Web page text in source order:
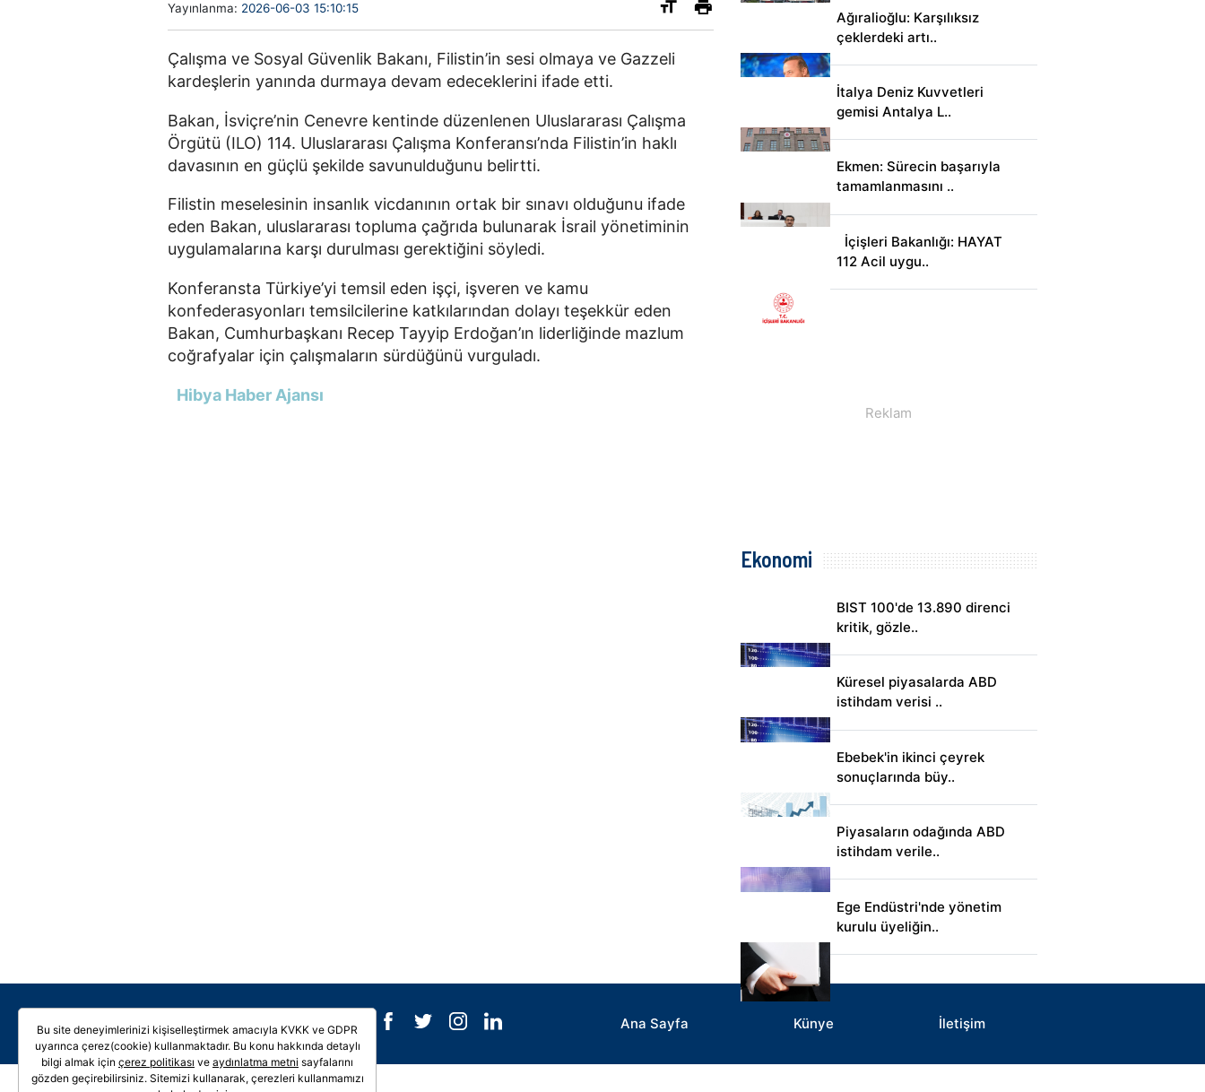
Yayınlanma: 2026-06-03 15:10:15
Çalışma ve Sosyal Güvenlik Bakanı, Filistin’in sesi olmaya ve Gazzeli
kardeşlerin yanında durmaya devam edeceklerini ifade etti.
Bakan, İsviçre’nin Cenevre kentinde düzenlenen Uluslararası Çalışma
Örgütü (ILO) 114. Uluslararası Çalışma Konferansı’nda Filistin’in haklı
davasının en güçlü şekilde savunulduğunu belirtti.
Filistin meselesinin insanlık vicdanının ortak bir sınavı olduğunu ifade
eden Bakan, uluslararası topluma çağrıda bulunarak İsrail yönetiminin
uygulamalarına karşı durulması gerektiğini söyledi.
Konferansta Türkiye’yi temsil eden işçi, işveren ve kamu
konfederasyonları temsilcilerine katkılarından dolayı teşekkür eden
Bakan, Cumhurbaşkanı Recep Tayyip Erdoğan’ın liderliğinde mazlum
coğrafyalar için çalışmaların sürdüğünü vurguladı.
Hibya Haber Ajansı
Ağıralioğlu: Karşılıksız
çeklerdeki artı..
İtalya Deniz Kuvvetleri
gemisi Antalya L..
Ekmen: Sürecin başarıyla
tamamlanmasını ..
İçişleri Bakanlığı: HAYAT
112 Acil uygu..
Ekonomi
BIST 100'de 13.890 direnci
kritik, gözle..
Küresel piyasalarda ABD
istihdam verisi ..
Ebebek'in ikinci çeyrek
sonuçlarında büy..
Piyasaların odağında ABD
istihdam verile..
Ege Endüstri'nde yönetim
kurulu üyeliğin..
Galeri Video Ana Sayfa Künye İletişim
Bu site deneyimlerinizi kişiselleştirmek amacıyla KVKK ve GDPR
uyarınca çerez(cookie) kullanmaktadır. Bu konu hakkında detaylı
bilgi almak için çerez politikası ve aydınlatma metni sayfalarını
gözden geçirebilirsiniz. Sitemizi kullanarak, çerezleri kullanmamızı